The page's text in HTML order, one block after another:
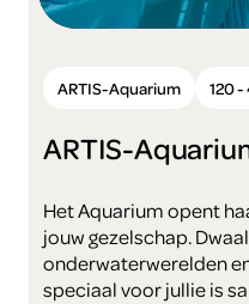
ARTIS-
ARTIS-Aquarium 120
Het Aquarium opent
jouw gezelschap.
onderwaterwerelden
speciaal voor jullie is